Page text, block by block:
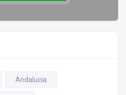
Andalucia